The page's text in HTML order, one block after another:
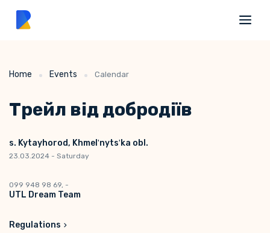
Home Events Calendar
Трейл від добродіїв
s. Kytayhorod, Khmelʹnytsʹka obl.
23.03.2024 - Saturday
099 948 98 69, -
UTL Dream Team
Regulations